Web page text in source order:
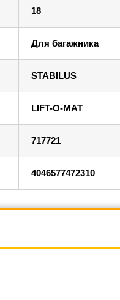
18
Для багажника
STABILUS
LIFT-O-MAT
717721
4046577472310